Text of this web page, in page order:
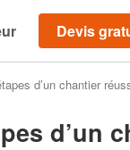
Devis
d’un chantier
d’un